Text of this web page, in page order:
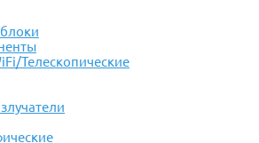
Телескопические